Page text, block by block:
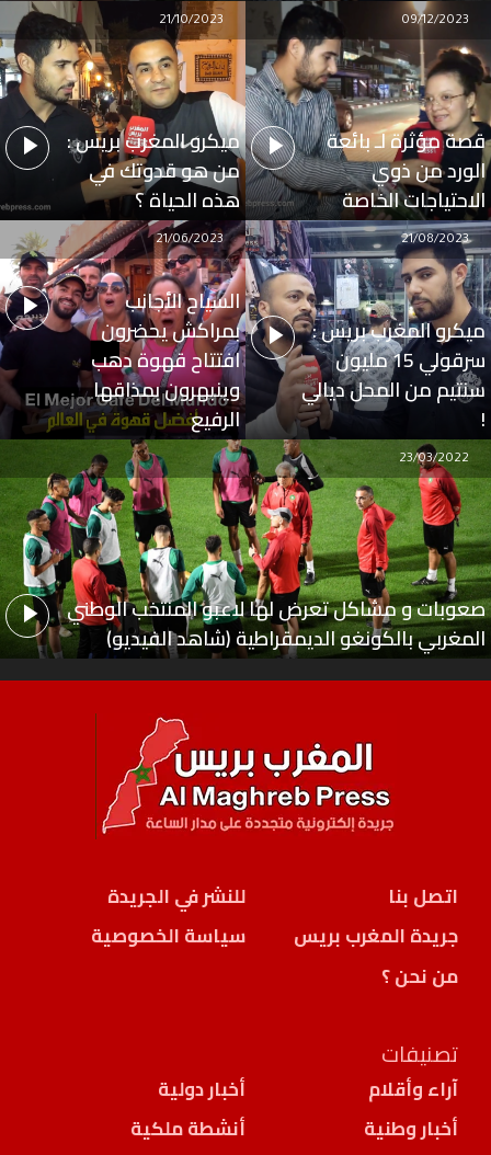
قصة مؤثرة لـ بائعة
الورد من ذوي
الاحتياجات الخاصة
09/12/2023
ميكرو المغرب بريس :
من هو قدوتك في
هذه الحياة ؟
21/10/2023
ميكرو المغرب بريس :
سرقولي 15 مليون
سنتيم من المحل ديالي
!
21/08/2023
السياح الأجانب
بمراكش يحضرون
افتتاح قهوة دهب
وينبهرون بمذاقها
الرفيع
21/06/2023
صعوبات و مشاكل تعرض لها لاعبو المنتخب الوطني
المغربي بالكونغو الديمقراطية (شاهد الفيديو)
23/03/2022
اتصل بنا
للنشر في الجريدة
جريدة المغرب بريس
سياسة الخصوصية
من نحن ؟
تصنيفات
آراء وأقلام
أخبار دولية
أخبار وطنية
أنشطة ملكية